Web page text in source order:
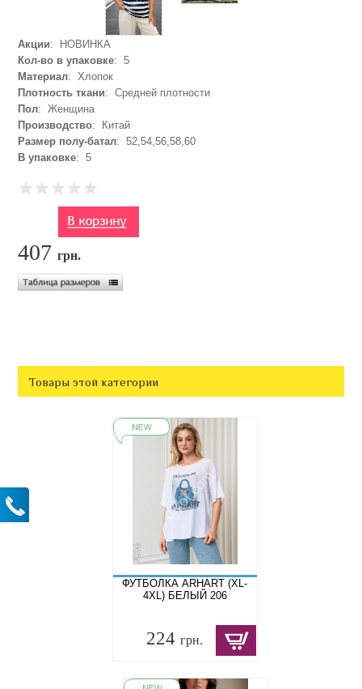
Акции: НОВИНКА
Кол-во в упаковке: 5
Материал: Хлопок
Плотность ткани: Средней плотности
Пол: Женщина
Производство: Китай
Размер полу-батал: 52,54,56,58,60
В упаковке: 5
407грн.
Товары этой категории
ФУТБОЛКА ARHART (XL-
4XL) БЕЛЫЙ 206
224 грн.